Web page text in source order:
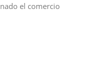
el comercio